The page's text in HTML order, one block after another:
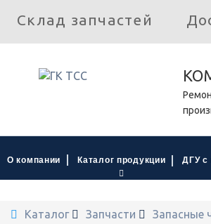
Склад запчастей
О компании Каталог продукции ДГУ с
Каталог Запчасти Запасные